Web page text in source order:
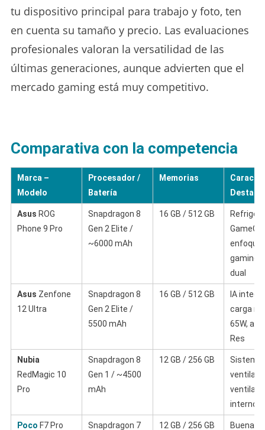
tu dispositivo principal para trabajo y foto, ten
en cuenta su tamaño y precio. Las evaluaciones
profesionales valoran la versatilidad de las
últimas generaciones, aunque advierten que el
mercado gaming está muy competitivo.
Comparativa con la competencia
Marca –
Modelo
Procesador /
Batería
Memorias
Asus ROG
Phone 9 Pro
Snapdragon 8
Gen 2 Elite /
~6000 mAh
16 GB / 512 GB
enfoque
gaming,
dual
Asus Zenfone
12 Ultra
Snapdragon 8
Gen 2 Elite /
5500 mAh
16 GB / 512 GB
IA
carga
65W,
Res
Nubia
RedMagic 10
Pro
Snapdragon 8
Gen 1 / ~4500
mAh
12 GB / 256 GB
Sistema
interno
Poco F7 Pro
Snapdragon 7
12 GB / 256 GB
Buena